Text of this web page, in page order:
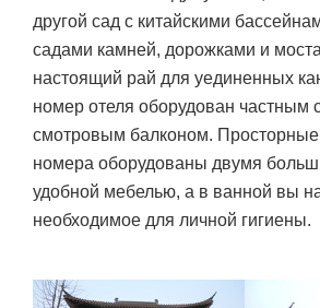
другой сад с китайскими
садами камней, дорожками и
настоящий рай для уединенных
номер отеля оборудован частным
смотровым балконом.
номера оборудованы двумя
удобной мебелью, а в ванной вы
необходимое для личной гигиены.